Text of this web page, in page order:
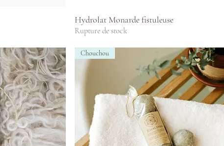
Aperçu rapide
Hydrolat Monarde fistuleuse
Rupture de stock
Chouchou